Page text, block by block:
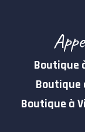
Boutique
Boutique
Boutique à